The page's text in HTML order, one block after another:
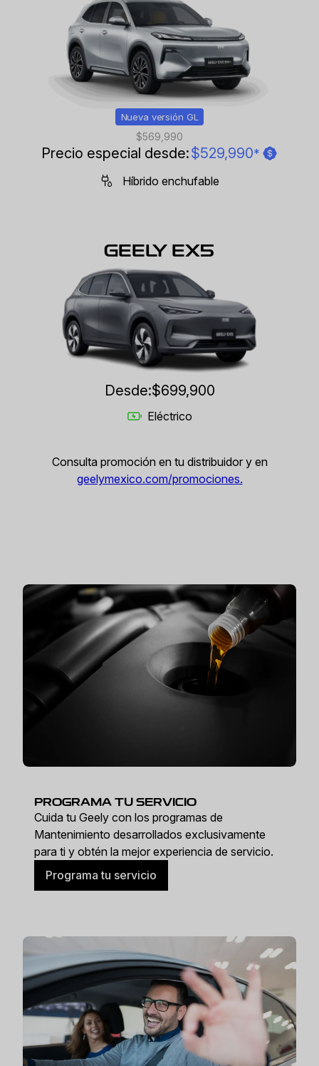
Nueva versión GL
$569,990
Precio especial desde:$529,990*
Híbrido enchufable
GEELY EX5
Desde:$699,900
Eléctrico
Consulta promoción en tu distribuidor y en
geelymexico.com/promociones.
PROGRAMA TU SERVICIO
Cuida tu Geely con los programas de
Mantenimiento desarrollados exclusivamente
para ti y obtén la mejor experiencia de servicio.
Programa tu servicio